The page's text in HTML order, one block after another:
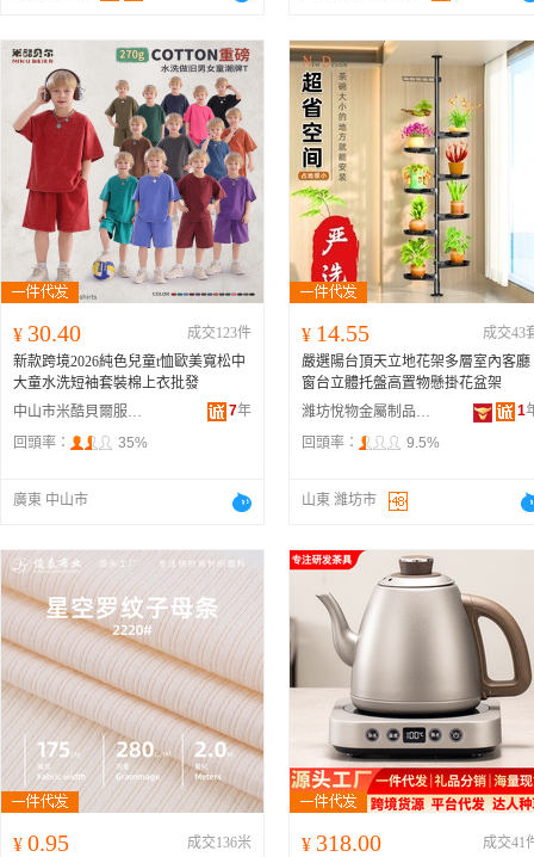
¥ 30.40
成交123件
新款跨境2026純色兒童t恤歐美寬松中
大童水洗短袖套裝棉上衣批發
中山市米酷貝爾服飾有限公司
7年
回頭率：
35%
廣東 中山市
¥ 14.55
成交43
嚴選陽台頂天立地花架多層室內客廳
窗台立體托盤高置物懸掛花盆架
濰坊悅物金屬制品有限公司
1
回頭率：
9.5%
山東 濰坊市
¥ 0.95
成交136米
¥ 318.00
成交41